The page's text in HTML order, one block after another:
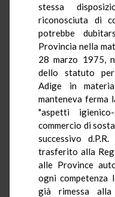
stessa
riconosciuta di
potrebbe
Provincia nella
28 marzo 1975,
dello statuto
Adige in
manteneva ferma
"aspetti
commercio di
successivo
trasferito alla
alle Province
ogni competenza
già rimessa alla